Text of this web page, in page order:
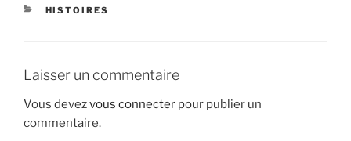
CATÉGORIES
HISTOIRES
Laisser un commentaire
Vous devezvous connecter pour publier un
commentaire.